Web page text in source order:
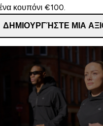
κουπόνι €100.
ΔΗΜΙΟΥΡΓΉΣΤΕ ΜΙΑ